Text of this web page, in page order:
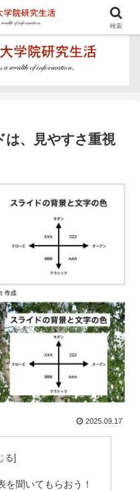
Doctor's Degree -
は、見やすさ重視
2025.09.17
を聞いてもらおう！
検索